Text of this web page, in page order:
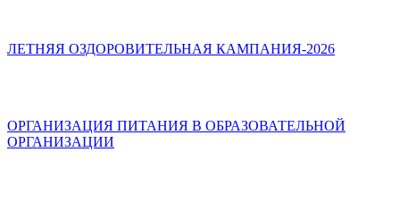
ЛЕТНЯЯ ОЗДОРОВИТЕЛЬНАЯ КАМПАНИЯ-2026
ОРГАНИЗАЦИЯ ПИТАНИЯ В ОБРАЗОВАТЕЛЬНОЙ
ОРГАНИЗАЦИИ